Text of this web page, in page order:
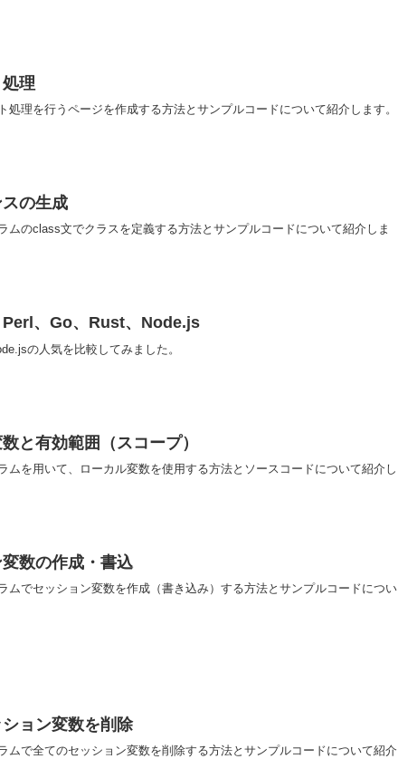
処理
処理を行うページを作成する方法とサンプルコードについて紹介します。
スの生成
ムのclass文でクラスを定義する方法とサンプルコードについて紹介しま
Perl、Go、Rust、Node.js
の人気を比較してみました。
と有効範囲（スコープ）
ムを用いて、ローカル変数を使用する方法とソースコードについて紹介し
変数の作成・書込
ムでセッション変数を作成（書き込み）する方法とサンプルコードについ
ション変数を削除
ムで全てのセッション変数を削除する方法とサンプルコードについて紹介